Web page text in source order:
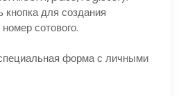
кнопка для создания
сотового.
форма с личными